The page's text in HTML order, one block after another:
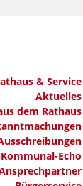
& Service
Aktuelles
dem Rathaus
Kommunal-Echo